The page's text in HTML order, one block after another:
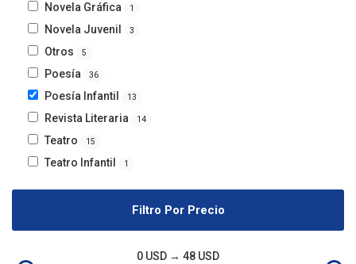
Novela Gráfica 1
Novela Juvenil 3
Otros 5
Poesía 36
Poesía Infantil 13
Revista Literaria 14
Teatro 15
Teatro Infantil 1
Filtro Por Precio
0 USD → 48 USD